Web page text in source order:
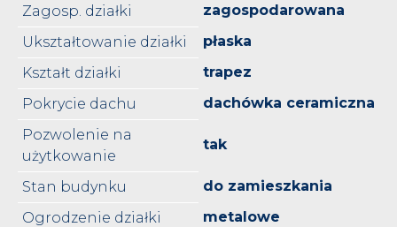
Zagosp. działki
zagospodarowana
Ukształtowanie działki
płaska
Kształt działki
trapez
Pokrycie dachu
dachówka ceramiczna
Pozwolenie na
użytkowanie
tak
Stan budynku
do zamieszkania
Ogrodzenie działki
metalowe